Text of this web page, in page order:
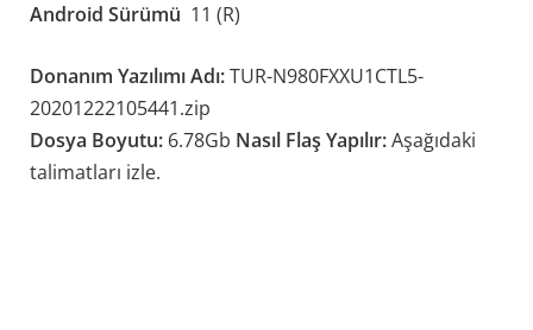
Android Sürümü 11 (R)
Donanım Yazılımı Adı:TUR-N980FXXU1CTL5-
20201222105441.zip
Dosya Boyutu: 6.78Gb Nasıl Flaş Yapılır:Aşağıdaki
talimatları izle.